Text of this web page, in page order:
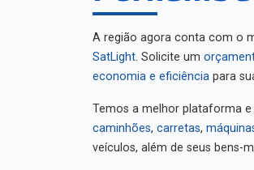
A região agora conta com o
SatLight
. Solicite um
economia e eficiência
para
Temos a melhor plataforma
caminhões
veículos, além de seus bens-